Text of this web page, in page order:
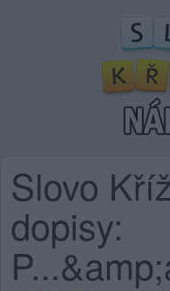
Slovo
dopisy: